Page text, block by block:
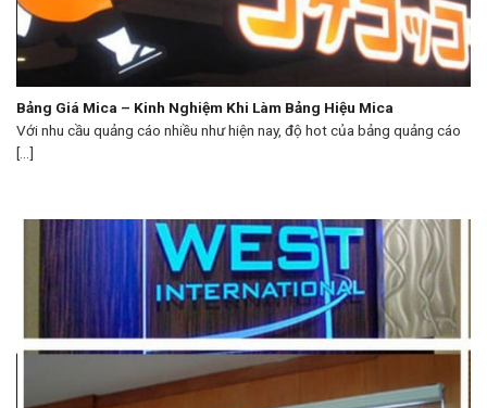
Bảng Giá Mica – Kinh Nghiệm Khi Làm Bảng Hiệu Mica
Với nhu cầu quảng cáo nhiều như hiện nay, độ hot của bảng quảng cáo
[...]